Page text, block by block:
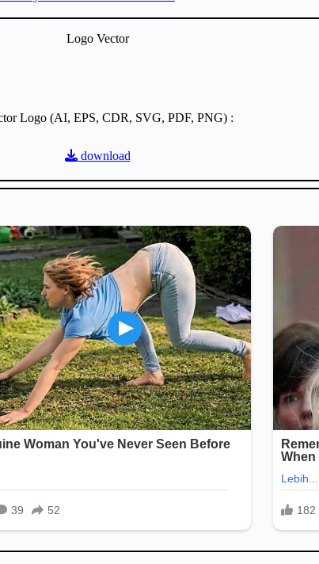
Logo Vector
Logo (AI, EPS, CDR, SVG, PDF, PNG) :
download